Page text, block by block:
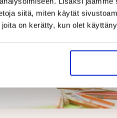
siitä, miten käytät
on kerätty, kun olet